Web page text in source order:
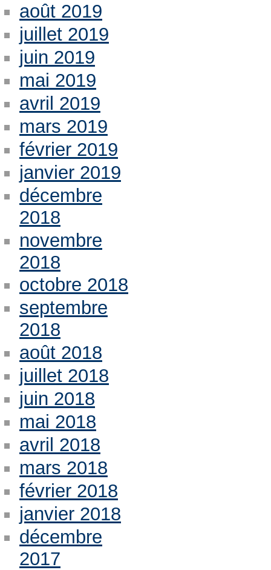
août 2019
juillet 2019
juin 2019
mai 2019
avril 2019
mars 2019
février 2019
janvier 2019
décembre
2018
novembre
2018
octobre 2018
septembre
2018
août 2018
juillet 2018
juin 2018
mai 2018
avril 2018
mars 2018
février 2018
janvier 2018
décembre
2017